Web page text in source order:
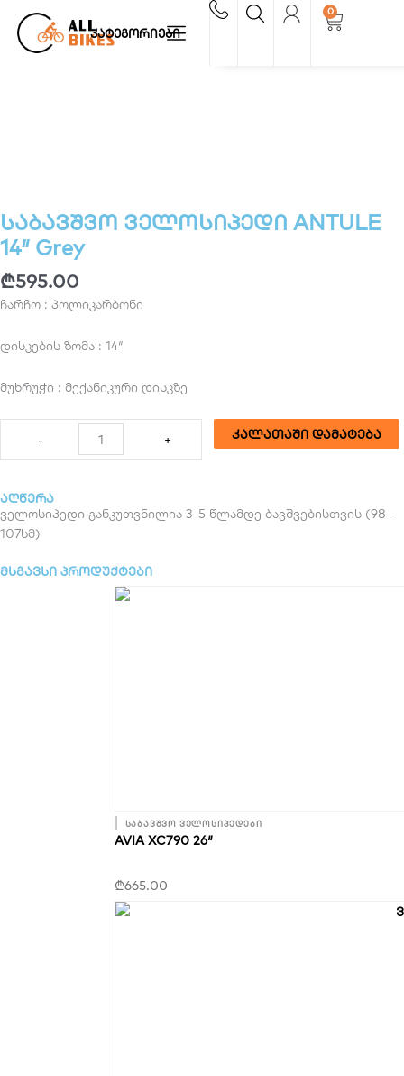
content
კატეგორიები
0
Cart
საბავშვო ველოსიპედი ANTULE
14″ Grey
₾595.00
ჩარჩო : პოლიკარბონი
დისკების ზომა : 14″
მუხრუჭი : მექანიკური დისკზე
-
რაოდენობა:
საბავშვო
+ კალათაში დამატება
აღწერა
ველოსიპედი განკუთვნილია 3-5 წლამდე ბავშვებისთვის (98 –
107სმ)
მსგავსი პროდუქტები
საბავშვო ველოსიპედები
AVIA XC790 26″
₾665.00